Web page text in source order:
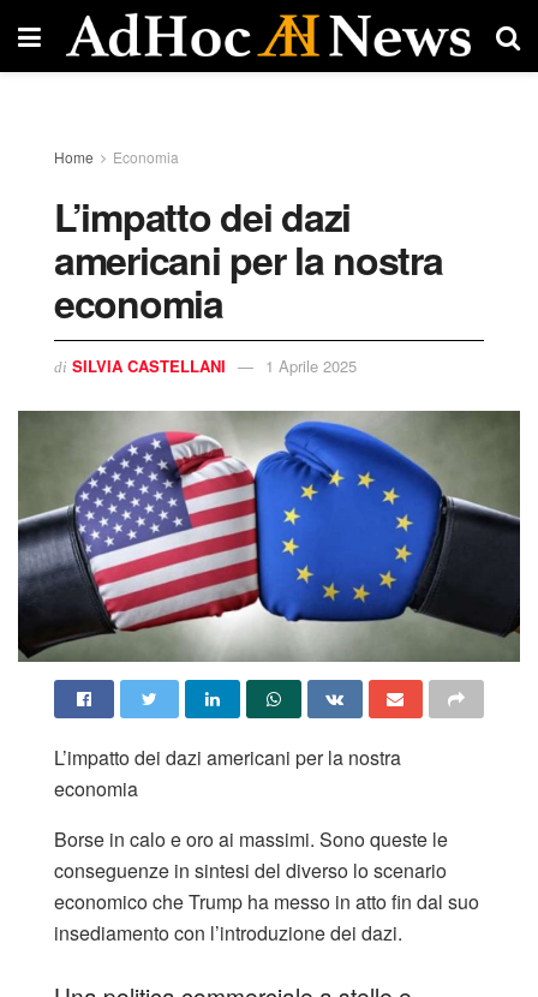
Home Economia
L’impatto dei dazi
americani per la nostra
economia
di SILVIA CASTELLANI 1 Aprile 2025
L’impatto dei dazi americani per la nostra
economia
Borse in calo e oro ai massimi. Sono queste le
conseguenze in sintesi del diverso lo scenario
economico che Trump ha messo in atto fin dal suo
insediamento con l’introduzione dei dazi.